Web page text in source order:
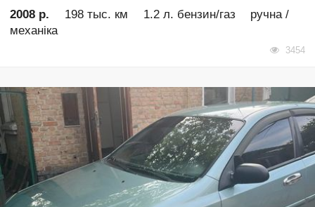
2008 р. 198 тыс. км 1.2 л. бензин/газ
ручна /
механіка
3454